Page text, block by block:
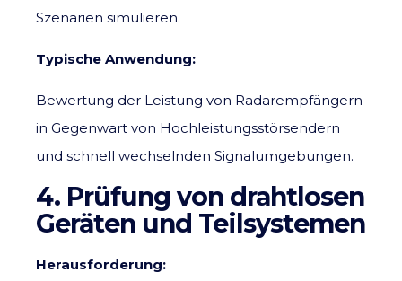
Szenarien simulieren.
Typische Anwendung:
Bewertung der Leistung von Radarempfängern
in Gegenwart von Hochleistungsstörsendern
und schnell wechselnden Signalumgebungen.
4. Prüfung von drahtlosen
Geräten und Teilsystemen
Herausforderung: